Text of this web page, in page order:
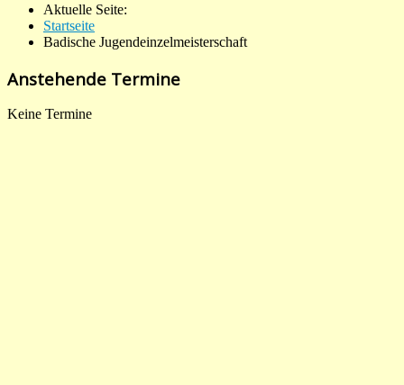
Aktuelle Seite:
Startseite
Badische Jugendeinzelmeisterschaft
Anstehende Termine
Keine Termine